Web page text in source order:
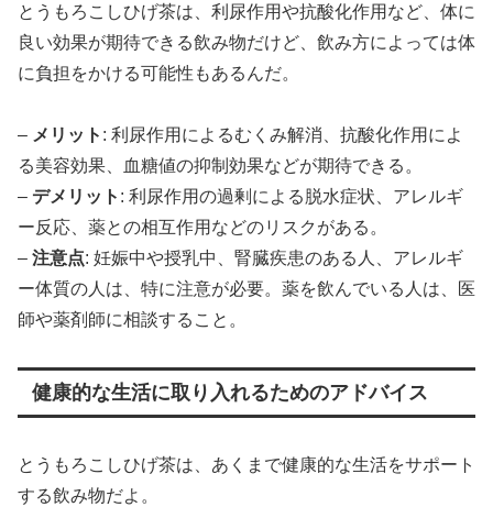
とうもろこしひげ茶は、利尿作用や抗酸化作用など、体に
良い効果が期待できる飲み物だけど、飲み方によっては体
に負担をかける可能性もあるんだ。
– メリット : 利尿作用によるむくみ解消、抗酸化作用によ
る美容効果、血糖値の抑制効果などが期待できる。
– デメリット : 利尿作用の過剰による脱水症状、アレルギ
ー反応、薬との相互作用などのリスクがある。
– 注意点: 妊娠中や授乳中、腎臓疾患のある人、アレルギ
ー体質の人は、特に注意が必要。薬を飲んでいる人は、医
師や薬剤師に相談すること。
健康的な生活に取り入れるためのアドバイス
とうもろこしひげ茶は、あくまで健康的な生活をサポート
する飲み物だよ。